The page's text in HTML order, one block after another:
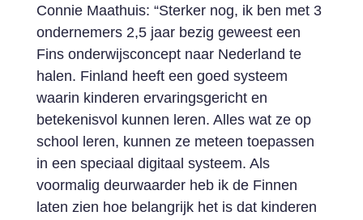
Connie Maathuis: “Sterker nog, ik ben met 3
ondernemers 2,5 jaar bezig geweest een
Fins onderwijsconcept naar Nederland te
halen. Finland heeft een goed systeem
waarin kinderen ervaringsgericht en
betekenisvol kunnen leren. Alles wat ze op
school leren, kunnen ze meteen toepassen
in een speciaal digitaal systeem. Als
voormalig deurwaarder heb ik de Finnen
laten zien hoe belangrijk het is dat kinderen